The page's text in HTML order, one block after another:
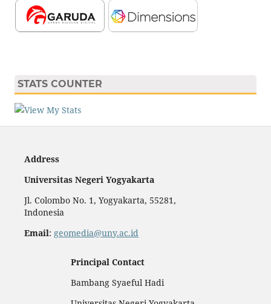
STATS COUNTER
Address
Universitas Negeri Yogyakarta
Jl. Colombo No. 1, Yogyakarta, 55281,
Indonesia
Email: geomedia@uny.ac.id
Principal Contact
Bambang Syaeful Hadi